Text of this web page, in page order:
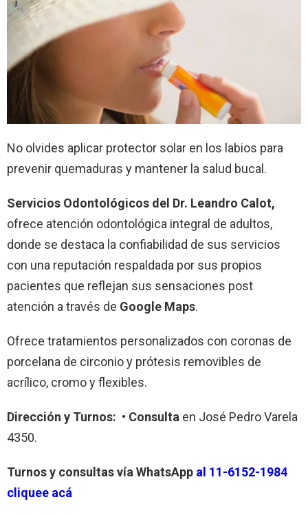
No olvides aplicar protector solar en los labios para
prevenir quemaduras y mantener la salud bucal.
Servicios Odontológicos del Dr. Leandro Calot,
ofrece atención odontológica integral de adultos,
donde se destaca la confiabilidad de sus servicios
con una reputación respaldada por sus propios
pacientes que reflejan sus sensaciones post
atención a través de Google Maps.
Ofrece tratamientos personalizados con coronas de
porcelana de circonio y prótesis removibles de
acrílico, cromo y flexibles.
Dirección y Turnos: • Consulta en José Pedro Varela
4350.
Turnos y consultas vía WhatsApp al 11-6152-1984
cliquee acá